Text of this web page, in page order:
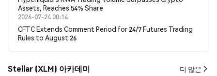
Assets, Reaches 54% Share
2026-07-24 00:14
CFTC Extends Comment Period for 24/7 Futures Trading
Rules to August 26
Stellar (XLM) 아카데미 더 많은